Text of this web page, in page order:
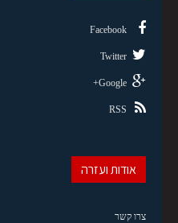
Facebook
Twitter
Google+
RSS
אודות ועזרה
צרו קשר